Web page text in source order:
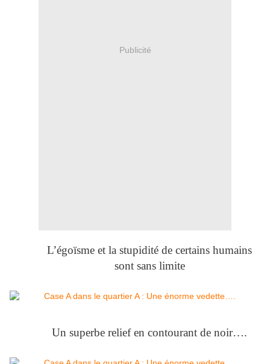
Publicité
L’égoïsme et la stupidité de certains humains
sont sans limite
Un superbe relief en contourant de noir….